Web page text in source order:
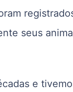
seus
e